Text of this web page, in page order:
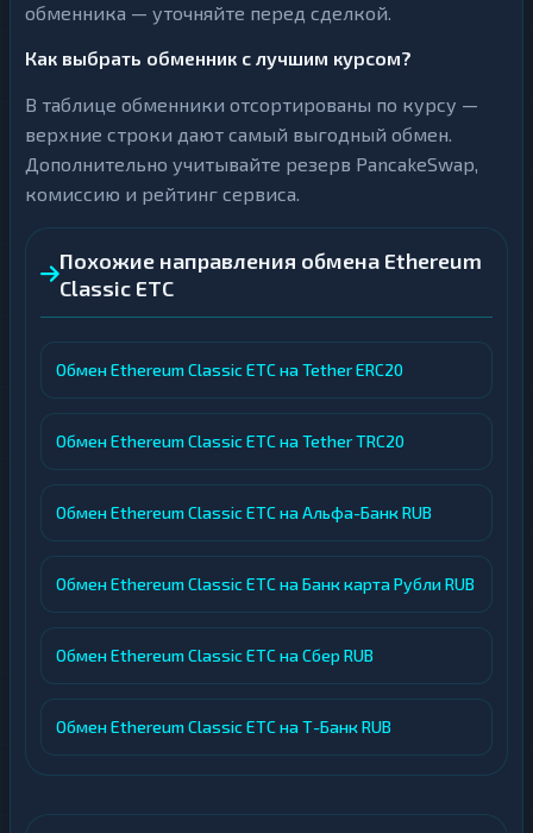
обменника — уточняйте перед сделкой.
Как выбрать обменник с лучшим курсом?
В таблице обменники отсортированы по курсу —
верхние строки дают самый выгодный обмен.
Дополнительно учитывайте резерв PancakeSwap,
комиссию и рейтинг сервиса.
Похожие направления обмена Ethereum
Classic ETC
Обмен Ethereum Classic ETC на Tether ERC20
Обмен Ethereum Classic ETC на Tether TRC20
Обмен Ethereum Classic ETC на Альфа-Банк RUB
Обмен Ethereum Classic ETC на Банк карта Рубли RUB
Обмен Ethereum Classic ETC на Сбер RUB
Обмен Ethereum Classic ETC на Т-Банк RUB